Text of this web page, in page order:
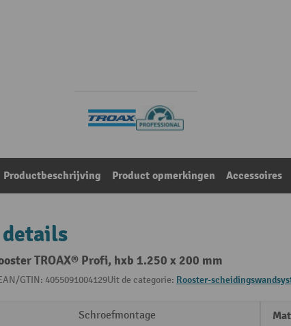
Productbeschrijving Product opmerkingen Accessoires
details
TROAX® Profi, hxb 1.250 x 200 mm
GTIN: 4055091004129Uit de categorie: Rooster-
Schroefmontage